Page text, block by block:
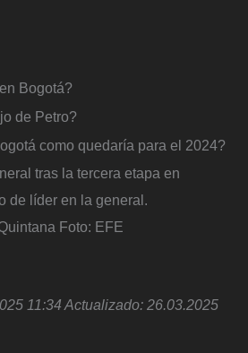
Bogotá?
de Petro?
como quedaría para el 2024?
tras la tercera etapa en
de líder en la general.
Foto: EFE
11:34 Actualizado: 26.03.2025